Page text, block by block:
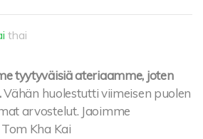
thai
tyytyväisiä ateriaamme, joten
Vähän huolestutti viimeisen puolen
arvostelut. Jaoimme
Kha Kai